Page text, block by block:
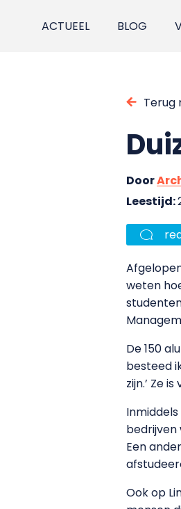
ACTUEEL BLOG
Terug
Door
Leestijd:
weten
De 150
besteed
zijn.’ Ze
bedrijven
Een
Ook op